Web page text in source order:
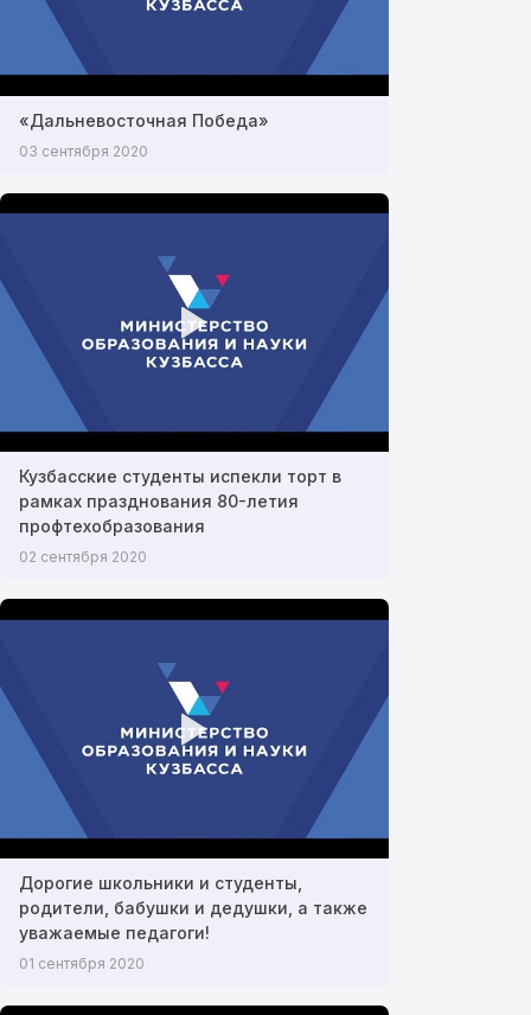
«Дальневосточная Победа»
03 сентября 2020
Кузбасские студенты испекли торт в
рамках празднования 80-летия
профтехобразования
02 сентября 2020
Дорогие школьники и студенты,
родители, бабушки и дедушки, а также
уважаемые педагоги!
01 сентября 2020